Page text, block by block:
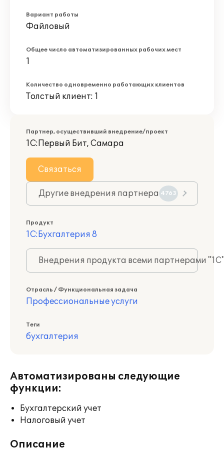
Вариант работы
Файловый
Общее число автоматизированных рабочих мест
1
Количество одновременно работающих клиентов
Толстый клиент: 1
Партнер, осуществивший внедрение/проект
1С:Первый Бит, Самара
Связаться
Другие внедрения партнера 4763
Продукт
1С:Бухгалтерия 8
Внедрения продукта всеми партнерами
Отрасль / Функциональная задача
Профессиональные услуги
Теги
бухгалтерия
Автоматизированы следующие
функции:
Бухгалтерский учет
Налоговый учет
Описание